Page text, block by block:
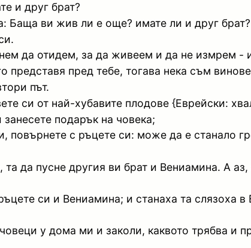
и друг брат?
Баща ви жив ли е още? имате ли и друг
да отидем, за да живеем и да не измрем -
представя пред тебе, тогава нека съм
път.
си от най-хубавите плодове {Еврейски:
подарък на човека;
повърнете с ръцете си: може да е станало
да пусне другия ви брат и Вениамина. А аз,
си и Вениамина; и станаха та слязоха в
у дома ми и заколи, каквото трябва и